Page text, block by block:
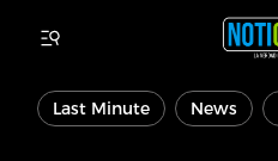
Last Minute News